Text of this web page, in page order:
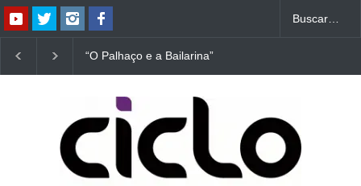
“O Palhaço e a Bailarina”
estreia hoje (1º) em
Uberlândia
Uberlândia